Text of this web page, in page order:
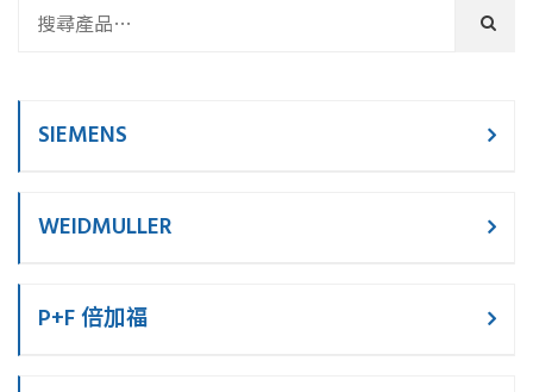
SIEMENS
WEIDMULLER
P+F 倍加福